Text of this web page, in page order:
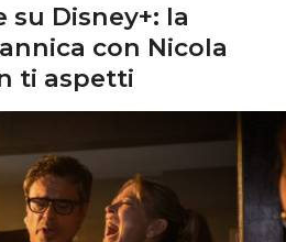
su Disney+: la
con Nicola
ti aspetti